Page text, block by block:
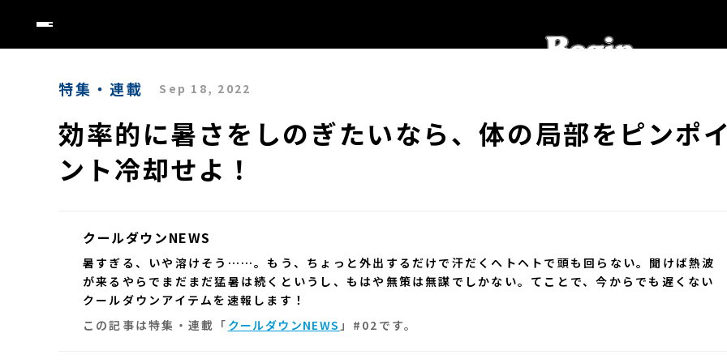
特集・連載 Sep 18, 2022
効率的に暑さをしのぎたいなら、体の局部をピンポ
ント冷却せよ！
クールダウンNEWS
暑すぎる、いや溶けそう……。もう、ちょっと外出するだけで汗だくヘトヘトで頭も回らない。聞けば熱波
が来るやらでまだまだ猛暑は続くというし、もはや無策は無謀でしかない。てことで、今からでも遅くない
クールダウンアイテムを速報します！
この記事は特集・連載「 クールダウンNEWS」#02です。